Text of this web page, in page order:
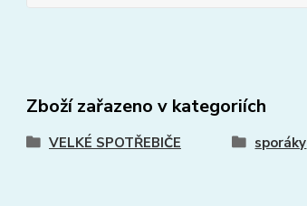
Zboží zařazeno v kategoriích
VELKÉ SPOTŘEBIČE sporáky